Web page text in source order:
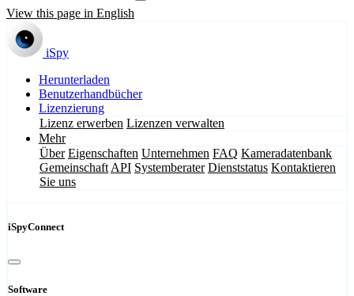
View this page in English
iSpy
Herunterladen
Benutzerhandbücher
Lizenzierung
Lizenz erwerben Lizenzen verwalten
Mehr
Über Eigenschaften Unternehmen FAQ Kameradatenbank
Gemeinschaft API Systemberater Dienststatus Kontaktieren
Sie uns
iSpyConnect
Software